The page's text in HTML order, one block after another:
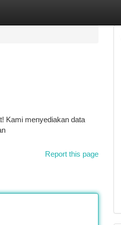
Kami menyediakan data
Report this page